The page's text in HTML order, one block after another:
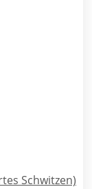
Schwitzen)
Aktuelle
durch
der Haut
welches
der
Diese
deutschen
der
Verbot